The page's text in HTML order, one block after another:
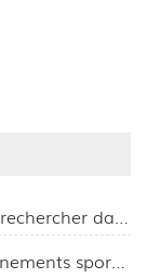
1. Les 10 principales caractéristiques à rechercher dans une tente à structure treillis pour entrepôt
2. L'importance des tentes lors des événements sportifs